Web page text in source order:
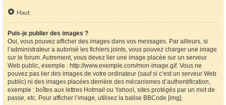
Haut
Puis-je publier des images ?
Oui, vous pouvez afficher des images dans vos messages. Par ailleurs, si
l’administrateur a autorisé les fichiers joints, vous pouvez charger une image
sur le forum. Autrement, vous devez lier une image placée sur un serveur
Web public, exemple : http://www.exemple.com/mon-image.gif. Vous ne
pouvez pas lier des images de votre ordinateur (sauf si c’est un serveur Web
public) ni des images placées derrière des mécanismes d’authentification,
exemple : boîtes aux lettres Hotmail ou Yahoo!, sites protégés par un mot de
passe, etc. Pour afficher l’image, utilisez la balise BBCode [img].